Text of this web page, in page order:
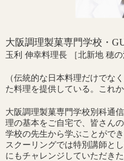
大阪調理製菓専門学校・
玉利 伸幸料理長 ［北新地 穂の
（伝統的な日本料理だけでな
た料理を提供している。これ
大阪調理製菓専門学校別科通
理の基本をご自宅で、皆さん
学校の先生から学ぶことがで
スクーリングでは特別講師と
にもチャレンジしていただき